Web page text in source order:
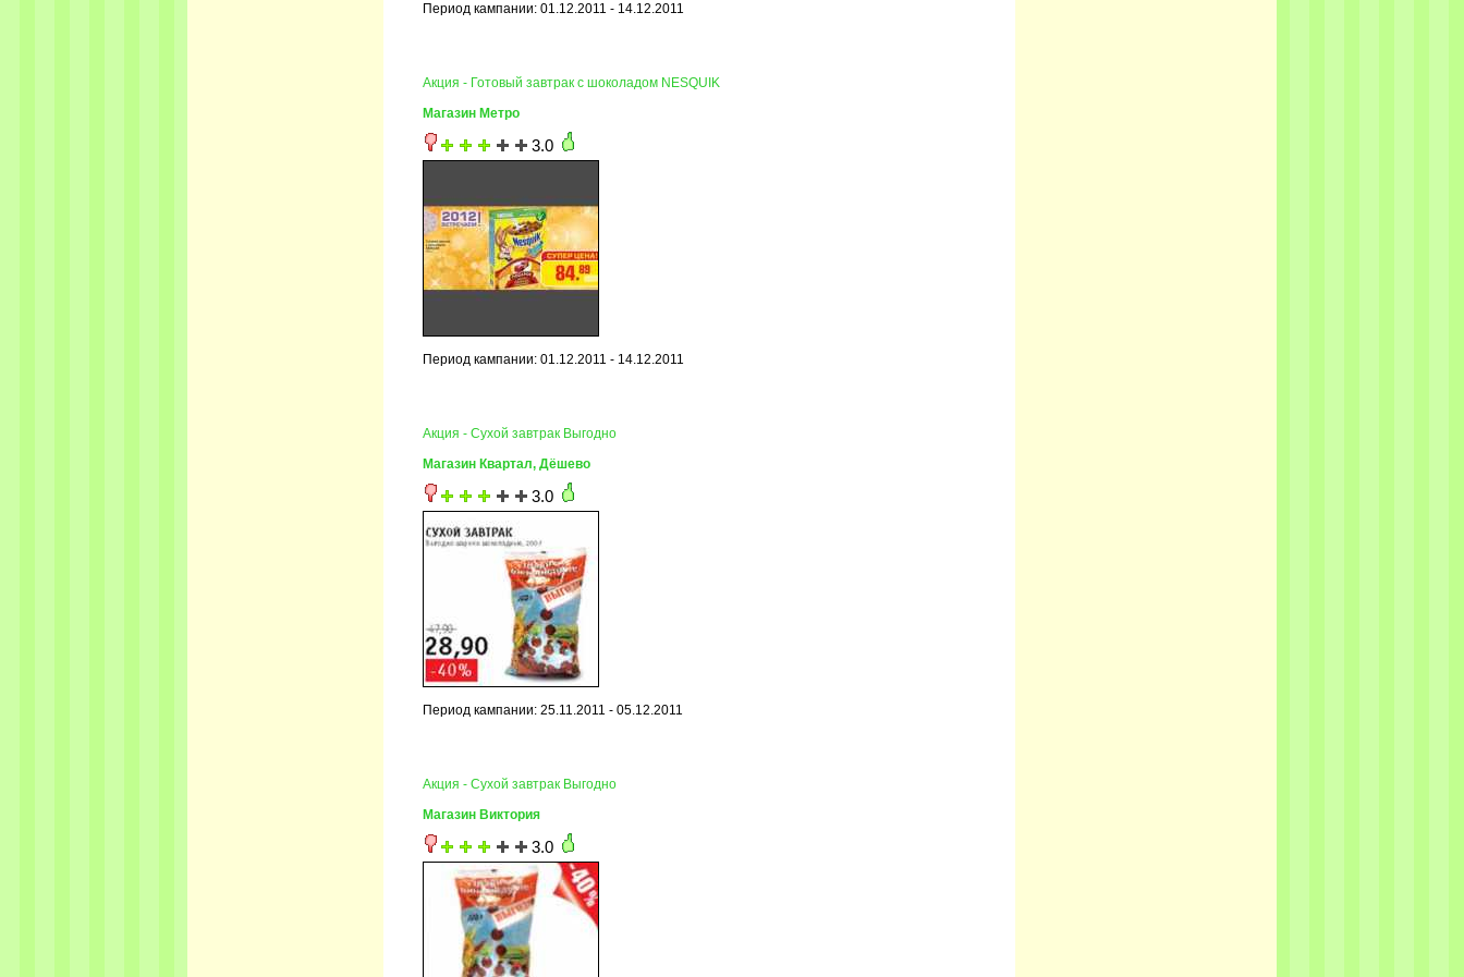
Период кампании: 01.12.2011 - 14.12.2011
Акция - Готовый завтрак с шоколадом NESQUIK
Магазин Метро
3.0
Период кампании: 01.12.2011 - 14.12.2011
Акция - Сухой завтрак Выгодно
Магазин Квартал, Дёшево
3.0
Период кампании: 25.11.2011 - 05.12.2011
Акция - Сухой завтрак Выгодно
Магазин Виктория
3.0